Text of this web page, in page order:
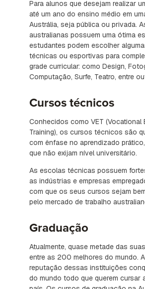
Para alunos que desejam realizar
até um ano do ensino médio em
Austrália, seja pública ou privada.
australianas possuem uma ótima
estudantes podem escolher
técnicas ou esportivas para
grade curricular: como Design,
Computação, Surfe, Teatro, entre
Cursos técnicos
Conhecidos como VET (Vocational
Training), os cursos técnicos são
com ênfase no aprendizado
que não exijam nível universitário.
As escolas técnicas possuem
as indústrias e empresas
com que os seus cursos sejam
pelo mercado de trabalho
Graduação
Atualmente, quase metade das
entre as 200 melhores do mundo.
reputação dessas instituições
do mundo todo que querem cursar